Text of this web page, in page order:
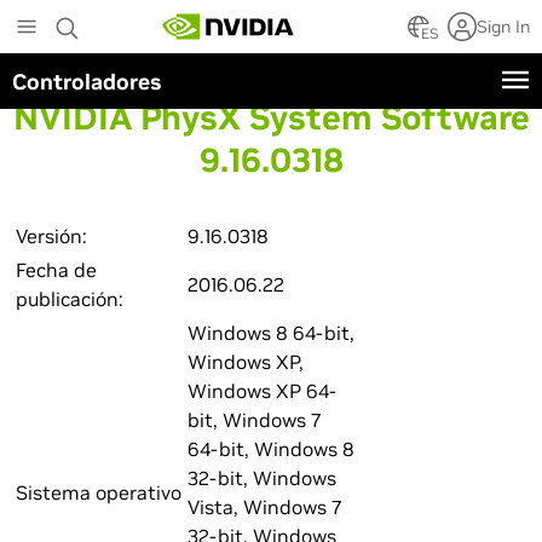
to
main
content
ES Sign In
Controladores
NVIDIA PhysX System Software
9.16.0318
Versión:
9.16.0318
Fecha de
publicación:
2016.06.22
Sistema operativo
Windows 8 64-bit,
Windows XP,
Windows XP 64-
bit, Windows 7
64-bit, Windows 8
32-bit, Windows
Vista, Windows 7
32-bit, Windows